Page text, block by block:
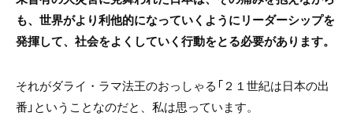
も、世界がより利他的になっていくようにリーダーシップを
発揮して、社会をよくしていく行動をとる必要があります。
それがダライ・ラマ法王のおっしゃる「２１世紀は日本の出
番」ということなのだと、私は思っています。